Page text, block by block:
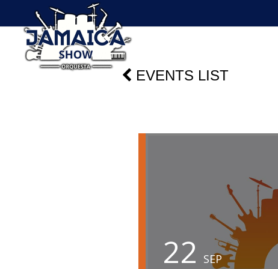
EVENTS LIST
22 SEP